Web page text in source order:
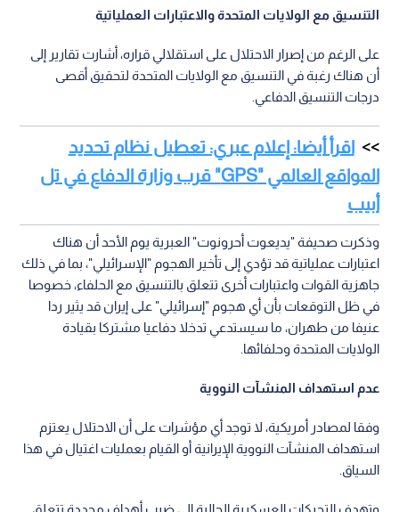
التنسيق مع الولايات المتحدة والاعتبارات العملياتية
على الرغم من إصرار الاحتلال على استقلالي قراره، أشارت تقارير إلى
أن هناك رغبة في التنسيق مع الولايات المتحدة لتحقيق أقصى
درجات التنسيق الدفاعي.
اقرأ أيضا: إعلام عبري: تعطيل نظام تحديد
المواقع العالمي "GPS" قرب وزارة الدفاع في تل
أبيب
وذكرت صحيفة "يديعوت أحرونوت" العبرية يوم الأحد أن هناك
اعتبارات عملياتية قد تؤدي إلى تأخير الهجوم "الإسرائيلي"، بما في ذلك
جاهزية القوات واعتبارات أخرى تتعلق بالتنسيق مع الحلفاء، خصوصا
في ظل التوقعات بأن أي هجوم "إسرائيلي" على إيران قد يثير ردا
عنيفا من طهران، ما سيستدعي تدخلا دفاعيا مشتركا بقيادة
الولايات المتحدة وحلفائها.
عدم استهداف المنشآت النووية
وفقا لمصادر أمريكية، لا توجد أي مؤشرات على أن الاحتلال يعتزم
استهداف المنشآت النووية الإيرانية أو القيام بعمليات اغتيال في هذا
السياق.
وتهدف التحركات العسكرية الحالية إلى ضرب أهداف محددة تتعلق